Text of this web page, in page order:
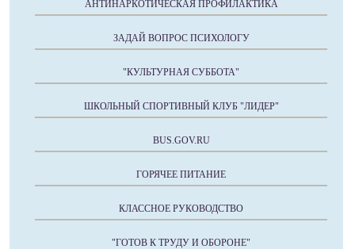
АНТИНАРКОТИЧЕСКАЯ ПРОФИЛАКТИКА
ЗАДАЙ ВОПРОС ПСИХОЛОГУ
"КУЛЬТУРНАЯ СУББОТА"
ШКОЛЬНЫЙ СПОРТИВНЫЙ КЛУБ "ЛИДЕР"
BUS.GOV.RU
ГОРЯЧЕЕ ПИТАНИЕ
КЛАССНОЕ РУКОВОДСТВО
"ГОТОВ К ТРУДУ И ОБОРОНЕ"